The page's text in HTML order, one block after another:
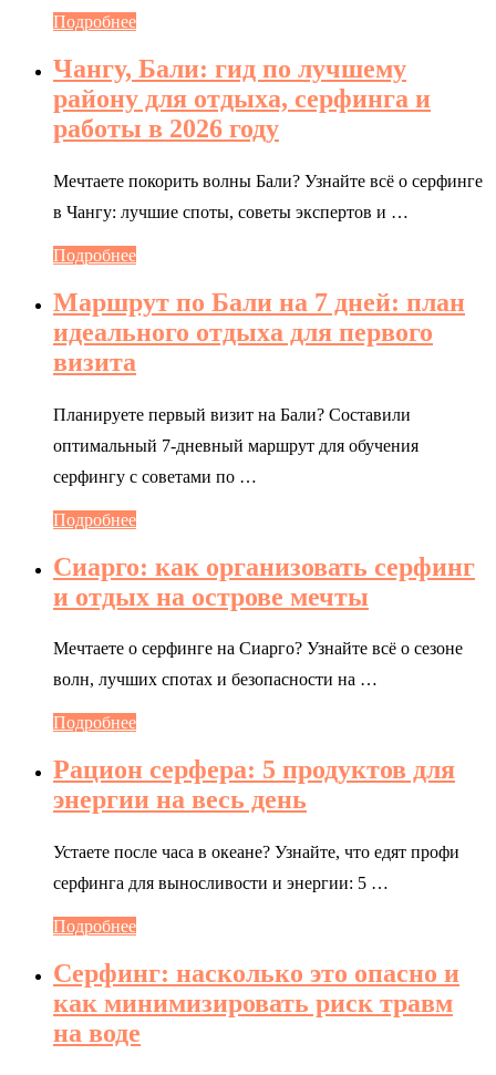
Подробнее
Чангу, Бали: гид по лучшему
району для отдыха, серфинга и
работы в 2026 году
Мечтаете покорить волны Бали? Узнайте всё о серфинге
в Чангу: лучшие споты, советы экспертов и …
Подробнее
Маршрут по Бали на 7 дней: план
идеального отдыха для первого
визита
Планируете первый визит на Бали? Составили
оптимальный 7-дневный маршрут для обучения
серфингу с советами по …
Подробнее
Сиарго: как организовать серфинг
и отдых на острове мечты
Мечтаете о серфинге на Сиарго? Узнайте всё о сезоне
волн, лучших спотах и безопасности на …
Подробнее
Рацион серфера: 5 продуктов для
энергии на весь день
Устаете после часа в океане? Узнайте, что едят профи
серфинга для выносливости и энергии: 5 …
Подробнее
Серфинг: насколько это опасно и
как минимизировать риск травм
на воде